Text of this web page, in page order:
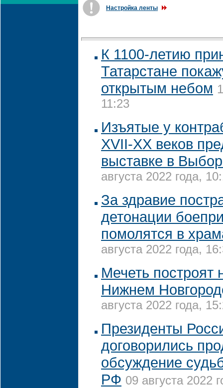
Настройка ленты
К 1100-летию
Татарстане
открытым небом
11:23
Изъятые у
XVII-XX веков
выставке в
августа 2022 года,
За здравие
детонации
помолятся в
августа 2022 года,
Мечеть построят
Нижнем
августа 2022 года,
Президенты
договорились
обсуждение
РФ 09 августа 2022